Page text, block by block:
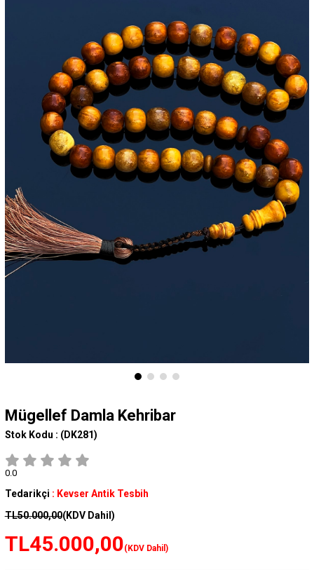
Mügellef Damla Kehribar
Stok Kodu : (DK281)
0.0
Tedarikçi : Kevser Antik Tesbih
TL50.000,00(KDV Dahil)
TL45.000,00(KDV Dahil)